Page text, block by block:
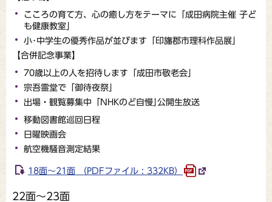
こころの育て方、心の癒し方をテーマに「成田病院主催 子ど
も健康教室」
小･中学生の優秀作品が並びます「印旛郡市理科作品展」
【合併記念事業】
70歳以上の人を招待します「成田市敬老会」
宗吾霊堂で「御待夜祭」
出場・観覧募集中「NHKのど自慢｣公開生放送
移動図書館巡回日程
日曜映画会
航空機騒音測定結果
18面～21面 （PDFファイル : 332KB）
22面～23面